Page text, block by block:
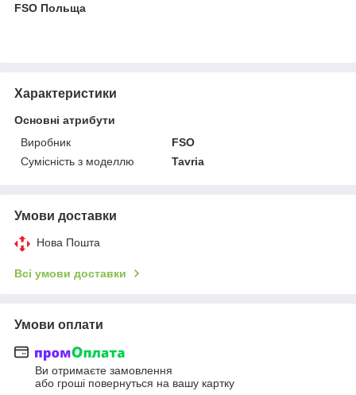
FSO Польща
Характеристики
Основні атрибути
Виробник
FSO
Сумісність з моделлю
Tavria
Умови доставки
Нова Пошта
Всі умови доставки
Умови оплати
Ви отримаєте замовлення
або гроші повернуться на вашу картку